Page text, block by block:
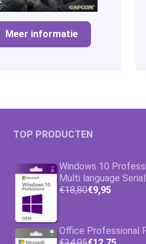
Meer informatie
TOP PRODUCTEN
Windows 10
Multi language
€18,80€9,95
Office Professional